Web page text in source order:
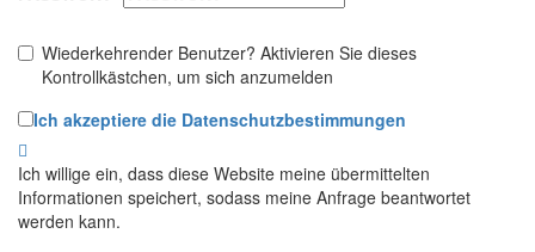
Wiederkehrender Benutzer? Aktivieren Sie dieses
Kontrollkästchen, um sich anzumelden
Ich akzeptiere die Datenschutzbestimmungen
Ich willige ein, dass diese Website meine übermittelten
Informationen speichert, sodass meine Anfrage beantwortet
werden kann.